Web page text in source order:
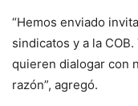
“Hemos enviado
sindicatos y a la
quieren dialogar con
razón”, agregó.